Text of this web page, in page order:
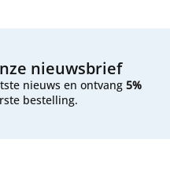
nieuwsbrief
nieuws en ontvang 5%
bestelling.